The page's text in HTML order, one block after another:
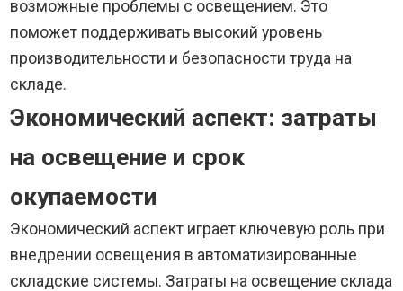
возможные проблемы с освещением. Это
поможет поддерживать высокий уровень
производительности и безопасности труда на
складе.
Экономический аспект: затраты
на освещение и срок
окупаемости
Экономический аспект играет ключевую роль при
внедрении освещения в автоматизированные
складские системы. Затраты на освещение склада